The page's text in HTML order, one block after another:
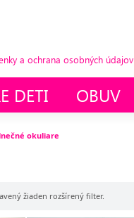
a ochrana osobných údajov
DETI OBUV
okuliare
žiaden rozšírený filter.